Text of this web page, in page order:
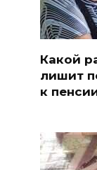
Какой
лишит
к